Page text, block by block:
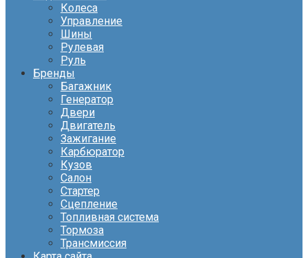
Колеса
Управление
Шины
Рулевая
Руль
Бренды
Багажник
Генератор
Двери
Двигатель
Зажигание
Карбюратор
Кузов
Салон
Стартер
Сцепление
Топливная система
Тормоза
Трансмиссия